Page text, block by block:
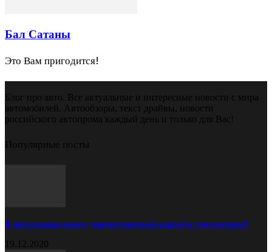
Бал Сатаны
Это Вам пригодится!
Блог про авто. Все актуальные и интересные новости с мира
автомобилей. Автообзоры, текст драйвы, новости
российского автопрома каждый день и только для Вас!
Популярные посты
В чём разница между диагностической картой и техосмотром?
19.12.2020